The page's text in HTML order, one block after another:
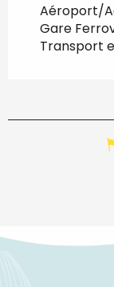
Aéroport/
Gare
Transport